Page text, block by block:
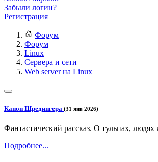
Забыли логин?
Регистрация
Форум
Форум
Linux
Сервера и сети
Web server на Linux
Канон Шредингера (31 янв 2026)
Фантастический рассказ. О тульпах, людях
Подробнее...